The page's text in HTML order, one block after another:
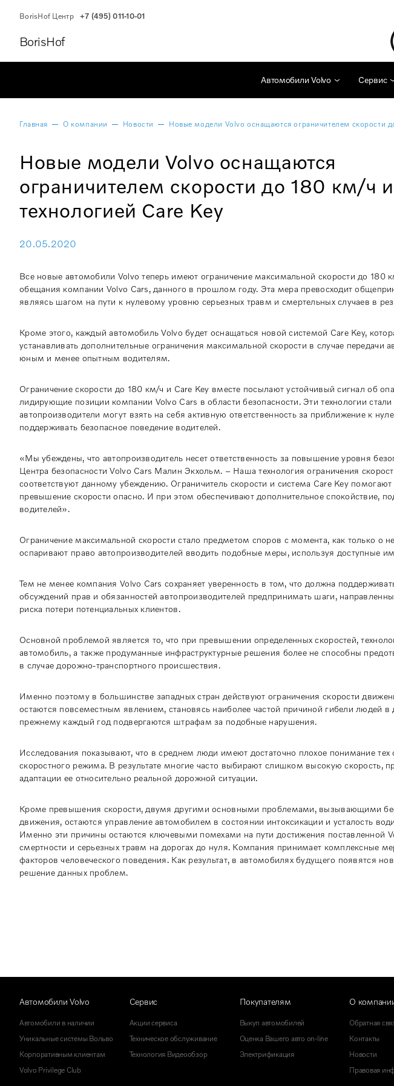
BorisHof Центр +7 (495) 011-10-01
BorisHof
Автомобили Volvo Сервис
Главная О компании Новости Новые модели Volvo оснащаются ограничителем скорости
Новые модели Volvo оснащаются
ограничителем скорости до 180 км/ч и
технологией Care Key
20.05.2020
Все новые автомобили Volvo теперь имеют ограничение максимальной скорости до 180
обещания компании Volvo Cars, данного в прошлом году. Эта мера превосходит
являясь шагом на пути к нулевому уровню серьезных травм и смертельных случаев в
Кроме этого, каждый автомобиль Volvo будет оснащаться новой системой Care Key,
устанавливать дополнительные ограничения максимальной скорости в случае
юным и менее опытным водителям.
Ограничение скорости до 180 км/ч и Care Key вместе посылают устойчивый сигнал об
лидирующие позиции компании Volvo Cars в области безопасности. Эти технологии
автопроизводители могут взять на себя активную ответственность за приближение к
поддерживать безопасное поведение водителей.
«Мы убеждены, что автопроизводитель несет ответственность за повышение уровня
Центра безопасности Volvo Cars Малин Экхольм. – Наша технология ограничения
соответствуют данному убеждению. Ограничитель скорости и система Care Key
превышение скорости опасно. И при этом обеспечивают дополнительное спокойствие,
водителей».
Ограничение максимальной скорости стало предметом споров с момента, как только о
оспаривают право автопроизводителей вводить подобные меры, используя доступные
Тем не менее компания Volvo Cars сохраняет уверенность в том, что должна
обсуждений прав и обязанностей автопроизводителей предпринимать шаги,
риска потери потенциальных клиентов.
Основной проблемой является то, что при превышении определенных скоростей,
автомобиль, а также продуманные инфраструктурные решения более не способны
в случае дорожно-транспортного происшествия.
Именно поэтому в большинстве западных стран действуют ограничения скорости
остаются повсеместным явлением, становясь наиболее частой причиной гибели людей
прежнему каждый год подвергаются штрафам за подобные нарушения.
Исследования показывают, что в среднем люди имеют достаточно плохое понимание тех
скоростного режима. В результате многие часто выбирают слишком высокую скорость,
адаптации ее относительно реальной дорожной ситуации.
Кроме превышения скорости, двумя другими основными проблемами, вызывающими
движения, остаются управление автомобилем в состоянии интоксикации и усталость
Именно эти причины остаются ключевыми помехами на пути достижения поставленной
смертности и серьезных травм на дорогах до нуля. Компания принимает комплексные
факторов человеческого поведения. Как результат, в автомобилях будущего появятся
решение данных проблем.
Автомобили Volvo
Автомобили в наличии
Уникальные системы Вольво
Корпоративным клиентам
Volvo Privilege Club
Сервис
Акции сервиса
Техническое обслуживание
Технология Видеообзор
Покупателям
Выкуп автомобилей
Оценка Вашего авто on-line
Электрификация
О
Обратная
Контакты
Новости
Правовая